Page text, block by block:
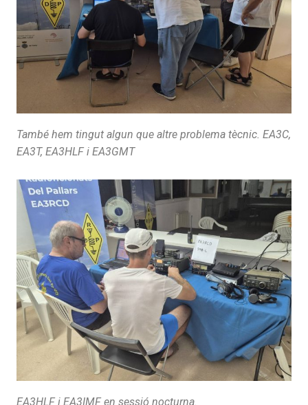
També hem tingut algun que altre problema tècnic. EA3C,
EA3T, EA3HLF i EA3GMT
EA3HLF i EA3IMF en sessió nocturna.